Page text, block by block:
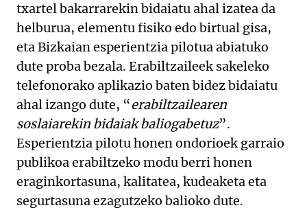
txartel bakarrarekin bidaiatu ahal izatea da
helburua, elementu fisiko edo birtual gisa,
eta Bizkaian esperientzia pilotua abiatuko
dute proba bezala. Erabiltzaileek sakeleko
telefonorako aplikazio baten bidez bidaiatu
ahal izango dute, “erabiltzailearen
soslaiarekin bidaiak baliogabetuz”.
Esperientzia pilotu honen ondorioek garraio
publikoa erabiltzeko modu berri honen
eraginkortasuna, kalitatea, kudeaketa eta
segurtasuna ezagutzeko balioko dute.